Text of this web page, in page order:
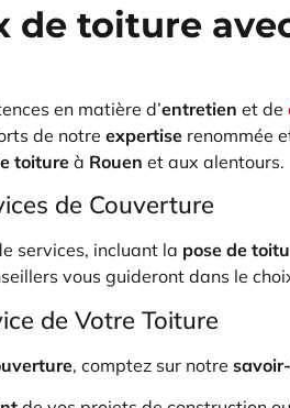
de toiture
en matière d’entretien et de
de notre expertise renommée
toiture à Rouen et aux alentours.
de Couverture
services, incluant la pose de
vous guideront dans le
de Votre Toiture
, comptez sur notre